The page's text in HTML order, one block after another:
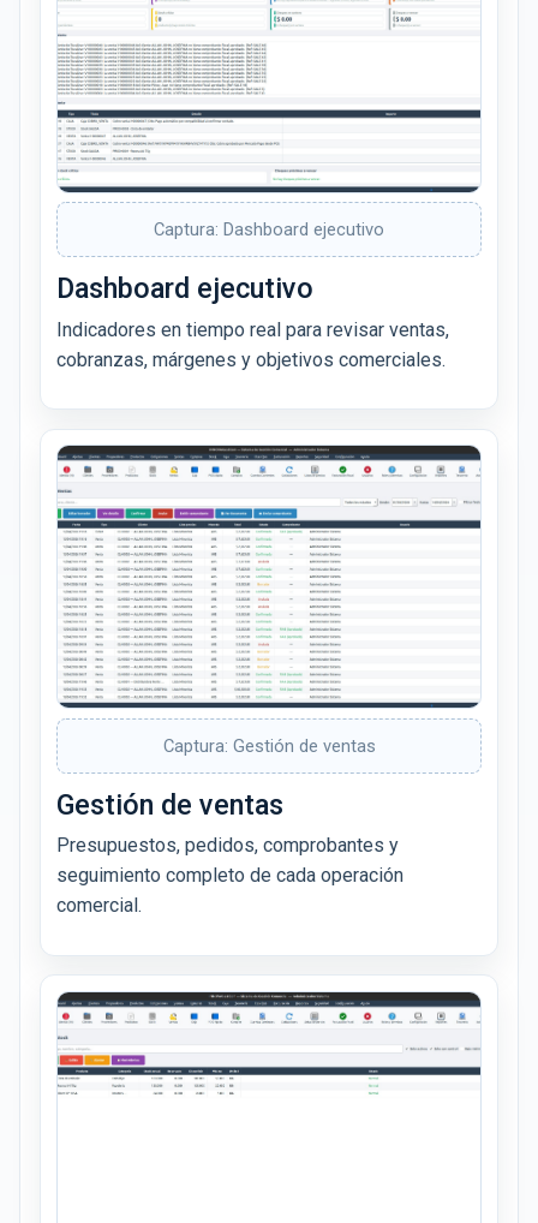
Captura: Dashboard ejecutivo
Dashboard ejecutivo
Indicadores en tiempo real para revisar ventas,
cobranzas, márgenes y objetivos comerciales.
Captura: Gestión de ventas
Gestión de ventas
Presupuestos, pedidos, comprobantes y
seguimiento completo de cada operación
comercial.